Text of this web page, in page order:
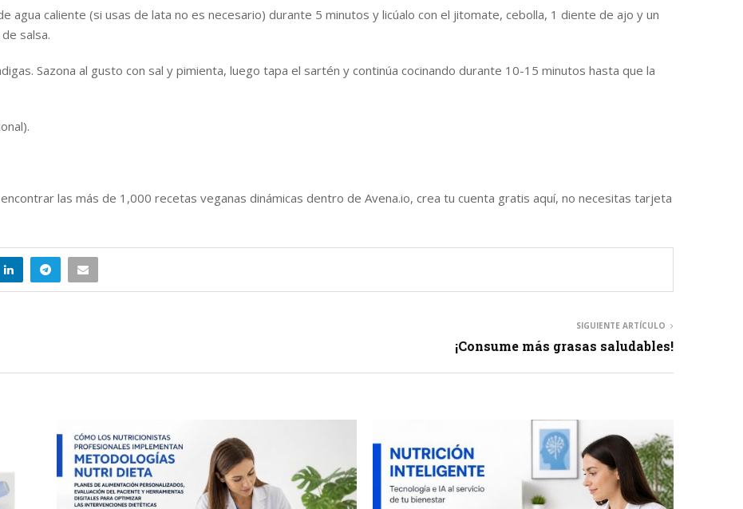
agua caliente (si usas de lata no es necesario) durante 5 minutos y licúalo con el jitomate, cebolla, 1 diente de ajo y un
salsa.
Sazona al gusto con sal y pimienta, luego tapa el sartén y continúa cocinando durante 10-15 minutos hasta que la
las más de 1,000 recetas veganas dinámicas dentro de Avena.io, crea tu cuenta gratis aquí, no necesitas tarjeta
SIGUIENTE ARTÍCULO
¡Consume más grasas saludables!